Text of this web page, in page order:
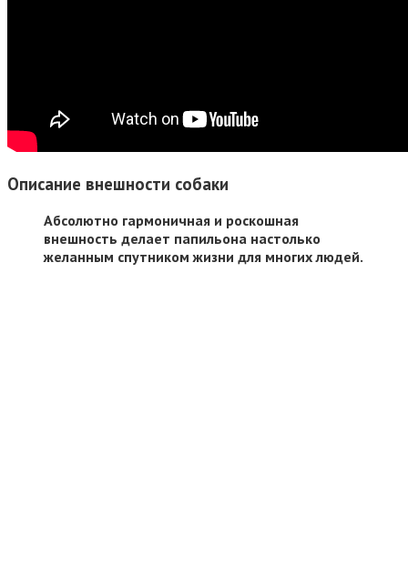
Описание внешности собаки
Абсолютно гармоничная и роскошная
внешность делает папильона настолько
желанным спутником жизни для многих людей.